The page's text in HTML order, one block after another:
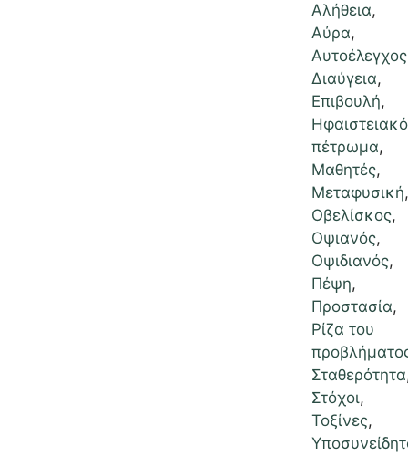
Αλήθεια,
Αύρα,
Αυτοέλεγχος
Διαύγεια,
Επιβουλή,
Ηφαιστειακό
πέτρωμα,
Μαθητές,
Μεταφυσική,
Οβελίσκος,
Οψιανός,
Οψιδιανός,
Πέψη,
Προστασία,
Ρίζα του
Σταθερότητα
Στόχοι,
Τοξίνες,